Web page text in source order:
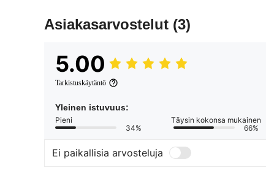
Asiakasarvostelut (3)
5.00
Tarkistuskäytäntö
Yleinen istuvuus:
Pieni
34%
Täysin kokonsa mukainen
66%
Ei paikallisia arvosteluja